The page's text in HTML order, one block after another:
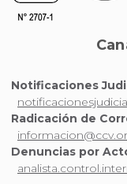
Notificaciones
Radicación de
Denuncias por